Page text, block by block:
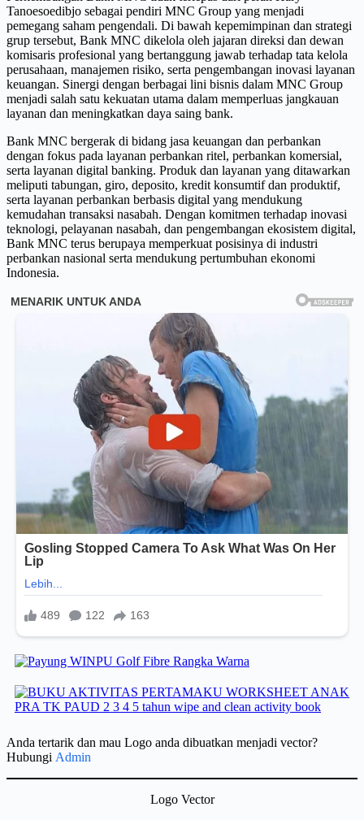
Tanoesoedibjo sebagai pendiri MNC Group yang menjadi
pemegang saham pengendali. Di bawah kepemimpinan dan strategi
grup tersebut, Bank MNC dikelola oleh jajaran direksi dan dewan
komisaris profesional yang bertanggung jawab terhadap tata kelola
perusahaan, manajemen risiko, serta pengembangan inovasi layanan
keuangan. Sinergi dengan berbagai lini bisnis dalam MNC Group
menjadi salah satu kekuatan utama dalam memperluas jangkauan
layanan dan meningkatkan daya saing bank.
Bank MNC bergerak di bidang jasa keuangan dan perbankan
dengan fokus pada layanan perbankan ritel, perbankan komersial,
serta layanan digital banking. Produk dan layanan yang ditawarkan
meliputi tabungan, giro, deposito, kredit konsumtif dan produktif,
serta layanan perbankan berbasis digital yang mendukung
kemudahan transaksi nasabah. Dengan komitmen terhadap inovasi
teknologi, pelayanan nasabah, dan pengembangan ekosistem digital,
Bank MNC terus berupaya memperkuat posisinya di industri
perbankan nasional serta mendukung pertumbuhan ekonomi
Indonesia.
Anda tertarik dan mau Logo anda dibuatkan menjadi vector?
Hubungi Admin
Logo Vector